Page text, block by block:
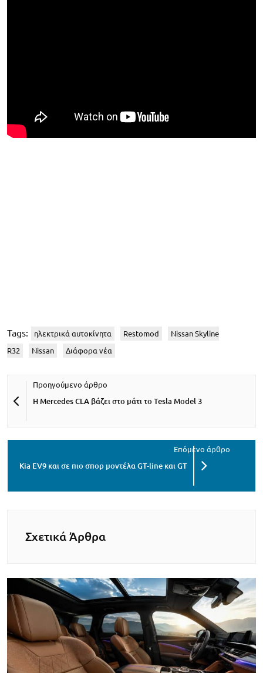
Tags: ηλεκτρικά αυτοκίνητα Restomod Nissan Skyline
R32 Nissan Διάφορα νέα
H Mercedes CLA βάζει στο μάτι το Tesla Model 3
Kia EV9 και σε πιο σπορ μοντέλα GT-line και GT
Σχετικά Άρθρα